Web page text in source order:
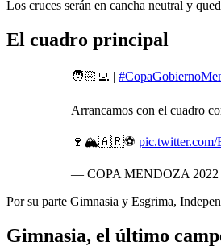
Los cruces serán en cancha neutral y
El cuadro principal
🧑🏻‍💻 |
Arrancamos con el cuadro
🍷🏔🇦🇷⚽️
— COPA MENDOZA 2022
Por su parte Gimnasia y Esgrima,
Gimnasia, el último